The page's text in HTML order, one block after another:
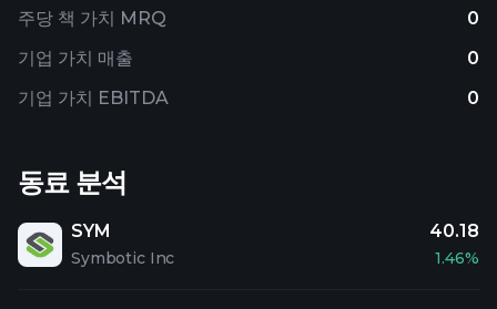
주당 책 가치 MRQ
0
기업 가치 매출
0
기업 가치 EBITDA
0
동료 분석
SYM
Symbotic Inc
40.18
1.46%